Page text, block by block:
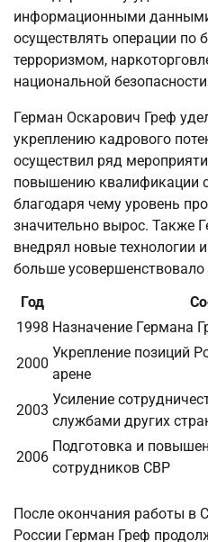
информационными
осуществлять операции по
терроризмом,
национальной
Герман Оскарович Греф
укреплению кадрового
осуществил ряд
повышению квалификации
благодаря чему уровень
значительно вырос. Также
внедрял новые технологии
больше усовершенствовало
Год
1998 Назначение Германа
2000
Укрепление позиций
арене
2003
Усиление
службами других
2006
Подготовка и
сотрудников СВР
После окончания работы в
России Герман Греф